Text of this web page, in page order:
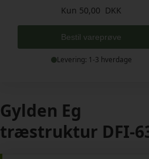
Gylden Eg
træstruktur DFI-
Kun 50,00 DKK
Bestil vareprøve
Levering: 1-3 hverdage